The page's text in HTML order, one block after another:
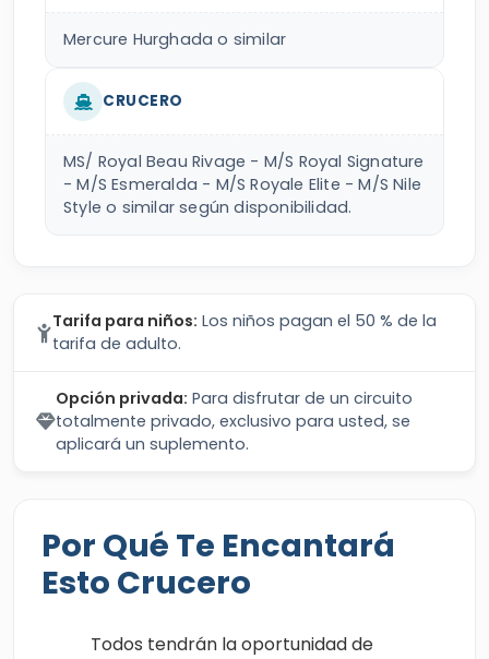
Mercure Hurghada o similar
CRUCERO
MS/ Royal Beau Rivage - M/S Royal Signature
- M/S Esmeralda - M/S Royale Elite - M/S Nile
Style o similar según disponibilidad.
Tarifa para niños: Los niños pagan el 50 % de la
tarifa de adulto.
Opción privada: Para disfrutar de un circuito
totalmente privado, exclusivo para usted, se
aplicará un suplemento.
Por Qué Te Encantará
Esto Crucero
Todos tendrán la oportunidad de